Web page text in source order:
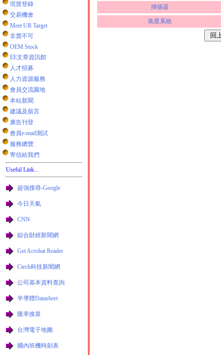
現貨登錄
交易機會
Meet UR Target
非賣不可
OEM Stock
EE文章資訊館
人才招募
人力資源服務
會員交流園地
本站新聞
建議及留言
廣告刊登
會員e-mail測試
服務總覽
寄信給我們
Useful Link...
超強搜尋-Google
今日天氣
CNN
綜合財經新聞網
Get Acrobat Reader
Ctech科技新聞網
公司基本資料查詢
半導體Datasheet
匯率換算
台灣電子地圖
國內班機時刻表
掃描器
衛星系統